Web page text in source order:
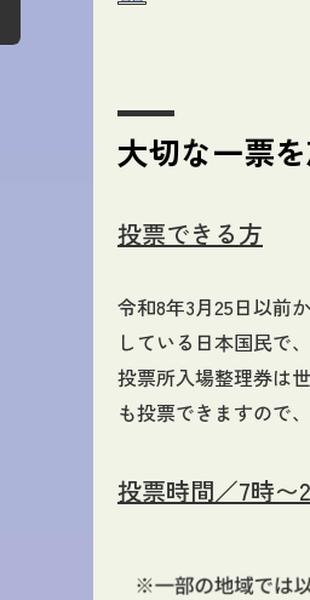
大切な一票
投票できる方
令和8年3月25日以前
している日本国民で
投票所入場整理券は
も投票できますので
投票時間／7時〜